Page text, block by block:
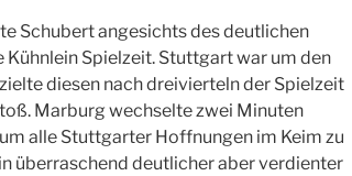
Schubert angesichts des deutlichen
Spielzeit. Stuttgart war um den
diesen nach dreivierteln der Spielzeit
Marburg wechselte zwei Minuten
alle Stuttgarter Hoffnungen im Keim zu
überraschend deutlicher aber verdienter